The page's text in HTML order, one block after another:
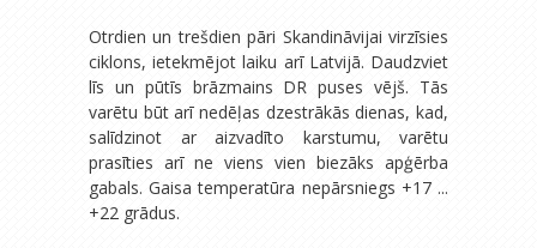
Otrdien un trešdien pāri Skandināvijai virzīsies
ciklons, ietekmējot laiku arī Latvijā. Daudzviet
līs un pūtīs brāzmains DR puses vējš. Tās
varētu būt arī nedēļas dzestrākās dienas, kad,
salīdzinot ar aizvadīto karstumu, varētu
prasīties arī ne viens vien biezāks apģērba
gabals. Gaisa temperatūra nepārsniegs +17 ...
+22 grādus.